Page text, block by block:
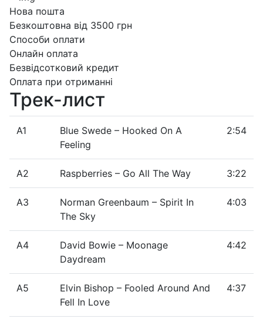
Нова пошта
Безкоштовна від 3500 грн
Способи оплати
Онлайн оплата
Безвідсотковий кредит
Оплата при отриманні
Трек-лист
A1
Blue Swede – Hooked On A
Feeling
2:54
A2 Raspberries – Go All The Way 3:22
A3
Norman Greenbaum – Spirit In
The Sky
4:03
A4
David Bowie – Moonage
Daydream
4:42
A5
Elvin Bishop – Fooled Around And
Fell In Love
4:37